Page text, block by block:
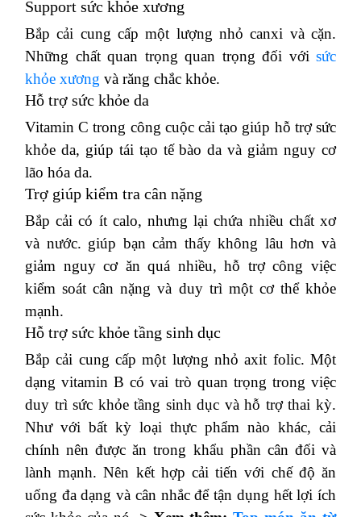
Support sức khỏe xương
Bắp cải cung cấp một lượng nhỏ canxi và cặn.
Những chất quan trọng quan trọng đối với sức
khỏe xương và răng chắc khỏe.
Hỗ trợ sức khỏe da
Vitamin C trong công cuộc cải tạo giúp hỗ trợ sức
khỏe da, giúp tái tạo tế bào da và giảm nguy cơ
lão hóa da.
Trợ giúp kiểm tra cân nặng
Bắp cải có ít calo, nhưng lại chứa nhiều chất xơ
và nước. giúp bạn cảm thấy không lâu hơn và
giảm nguy cơ ăn quá nhiều, hỗ trợ công việc
kiểm soát cân nặng và duy trì một cơ thể khỏe
mạnh.
Hỗ trợ sức khỏe tầng sinh dục
Bắp cải cung cấp một lượng nhỏ axit folic. Một
dạng vitamin B có vai trò quan trọng trong việc
duy trì sức khỏe tầng sinh dục và hỗ trợ thai kỳ.
Như với bất kỳ loại thực phẩm nào khác, cải
chính nên được ăn trong khẩu phần cân đối và
lành mạnh.Nên kết hợp cải tiến với chế độ ăn
uống đa dạng và cân nhắc để tận dụng hết lợi ích